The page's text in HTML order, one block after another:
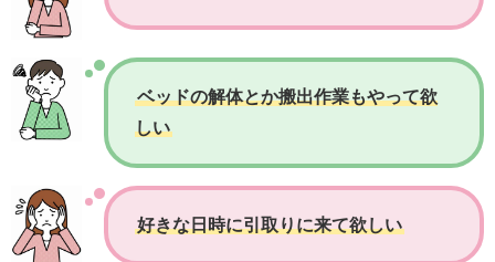
ベッドの解体とか搬出作業もやって欲
しい
好きな日時に引取りに来て欲しい